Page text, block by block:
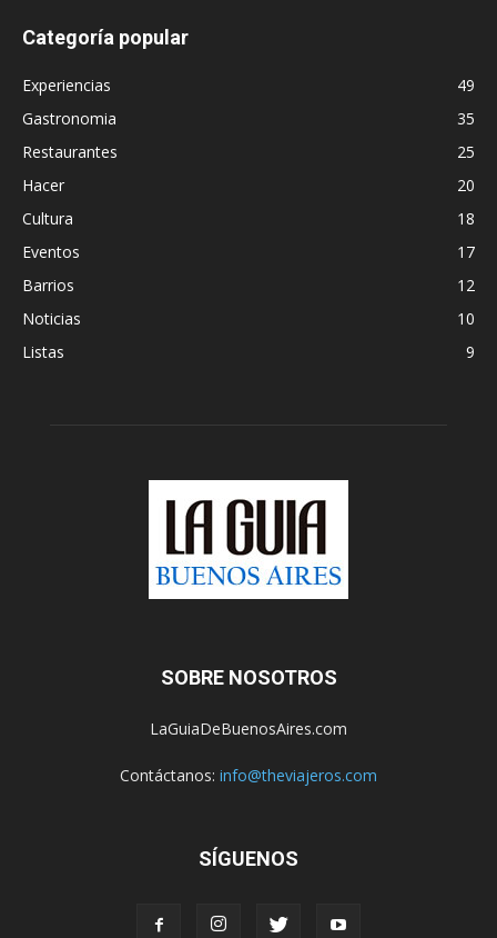
Categoría popular
Experiencias
49
Gastronomia
35
Restaurantes
25
Hacer
20
Cultura
18
Eventos
17
Barrios
12
Noticias
10
Listas
9
SOBRE NOSOTROS
LaGuiaDeBuenosAires.com
Contáctanos: info@theviajeros.com
SÍGUENOS